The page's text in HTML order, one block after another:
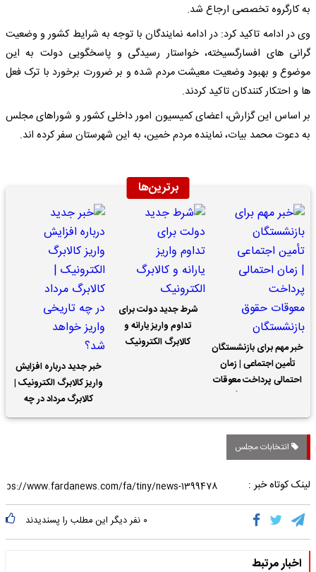
به کارگروه تخصصی ارجاع شد.
وی در ادامه تاکید کرد: در ادامه نمایندگان با توجه به شرایط کشور و وضعیت
گرانی های افسارگسیخته، خواستار رسیدگی و پاسخگویی دولت به این
موضوع و بهبود وضعیت معیشت مردم شده و بر ضرورت برخورد با ترک فعل
ها و احتکار کنندکان تاکید کردند.
بر اساس این گزارش، اعضای کمیسیون امور داخلی کشور و شوراهای مجلس
به دعوت محمد بیات، نماینده مردم خمین، به این شهرستان سفر کرده اند.
برترین‌ها
خبر مهم برای بازنشستگان
تأمین اجتماعی | زمان
احتمالی پرداخت معوقات
شرط جدید دولت برای
تداوم واریز یارانه و
کالابرگ الکترونیک
خبر جدید درباره افزایش
واریز کالابرگ الکترونیک |
کالابرگ مرداد در چه
تاریخی واریز خواهد شد؟
انتخابات مجلس
لینک کوتاه خبر :
۰ نفر دیگر این مطلب را پسندیدند
اخبار مرتبط